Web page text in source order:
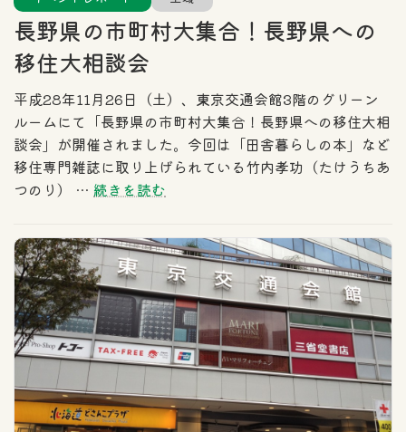
長野県の市町村大集合！長野県への
移住大相談会
平成28年11月26日（土）、東京交通会館3階のグリーン
ルームにて「長野県の市町村大集合！長野県への移住大相
談会」が開催されました。今回は「田舎暮らしの本」など
移住専門雑誌に取り上げられている竹内孝功（たけうちあ
つのり） … 続きを読む